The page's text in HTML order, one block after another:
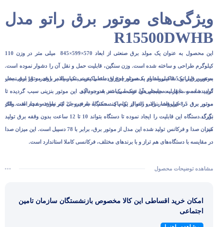
ویژگی‌های موتور برق راتو مدل
R15500DWHB
این محصول به عنوان یک مولد برق صنعتی از ابعاد 570×599×845 میلی متر در وزن 110
کیلوگرم طراحی و ساخته شده است. وزن سنگین، قابلیت حمل و نقل آن را دشوار نموده است.
به همین دلیل یک شاسی مقاوم به همراه چرخ و دسته باکیفیت بسیار بالا بر روی موتور برق نصب
گردیده است، تا قابلیت جابجایی آن توسط یک نفر به وجود آید.
موتور برق راتو 8.5 کیلووات از یک موتور احتراق داخلی بنزینی تک سیلندر با قدرت 18 اسب بخار
تولید شده و مجهز به سیستم هوا خنک می‌باشد. قدرت بالای این موتور بنزینی سبب گردیده تا
موتور برق در حین فشار بالا و اتصال توام چند دستگاه به خروجی کم نیاورد و دچار افت ولتاژ
نگردد.
موتور برق 8.5 کیلووات بنزینی راتو از یک باک محکم با ظرفیت 25 لیتر ساخته شده است. باک
بزرگ دستگاه این قابلیت را ایجاد نموده تا دستگاه بتواند 10 تا 12 ساعت بدون وقفه برق تولید
کند. میزان صدا و فرکانس تولید شده این مدل از موتور برق، برابر با 78 دسیبل است. این میزان صدا
در مقایسه با دستگاه‌های هم تراز و با برندهای مختلف، فرکانسی کاملا استاندارد است.
مشاهده توضیحات محصول
امکان خرید اقساطی این کالا مخصوص بازنشستگان سازمان تامین
اجتماعی